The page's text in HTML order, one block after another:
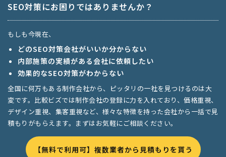
SEO対策にお困りではありませんか？
もしも今現在、
どのSEO対策会社がいいか分からない
内部施策の実績がある会社に依頼したい
効果的なSEO対策がわからない
全国に何万もある制作会社から、ピッタリの一社を見つけるのは大
変です。比較ビズでは制作会社の登録に力を入れており、価格重視、
デザイン重視、集客重視など、様々な特徴を持った会社から一括で見
積もりがもらえます。まずはお気軽にご相談ください。
【無料で利用可】複数業者から見積もりを貰う